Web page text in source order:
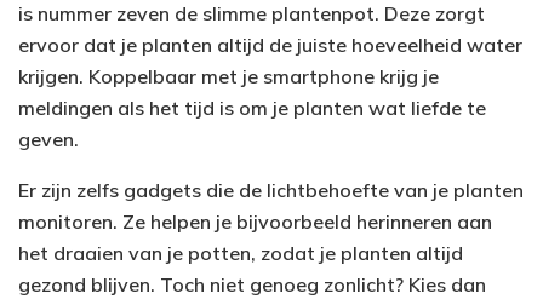
is nummer zeven de slimme plantenpot. Deze zorgt
ervoor dat je planten altijd de juiste hoeveelheid water
krijgen. Koppelbaar met je smartphone krijg je
meldingen als het tijd is om je planten wat liefde te
geven.
Er zijn zelfs gadgets die de lichtbehoefte van je planten
monitoren. Ze helpen je bijvoorbeeld herinneren aan
het draaien van je potten, zodat je planten altijd
gezond blijven. Toch niet genoeg zonlicht? Kies dan